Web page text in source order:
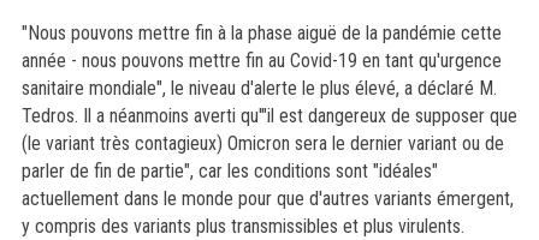
"Nous pouvons mettre fin à la phase aiguë de la pandémie cette
année - nous pouvons mettre fin au Covid-19 en tant qu'urgence
sanitaire mondiale", le niveau d'alerte le plus élevé, a déclaré M.
Tedros. Il a néanmoins averti qu'"il est dangereux de supposer que
(le variant très contagieux) Omicron sera le dernier variant ou de
parler de fin de partie", car les conditions sont "idéales"
actuellement dans le monde pour que d'autres variants émergent,
y compris des variants plus transmissibles et plus virulents.